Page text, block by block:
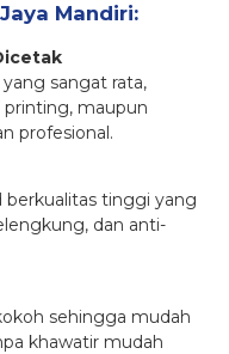
Mandiri:
sangat rata,
printing, maupun
profesional.
berkualitas tinggi yang
dan anti-
sehingga mudah
khawatir mudah